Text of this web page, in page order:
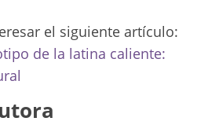
el siguiente artículo:
de la latina caliente: